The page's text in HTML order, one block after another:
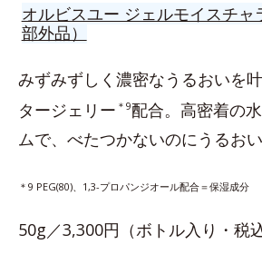
オルビスユー ジェルモイスチャ
部外品）
みずみずしく濃密なうるおいを
タージェリー ＊9配合。高密着の
ムで、べたつかないのにうるお
＊9 PEG(80)、1,3-プロパンジオール配合＝保湿成分
50g／3,300円（ボトル入り・税込